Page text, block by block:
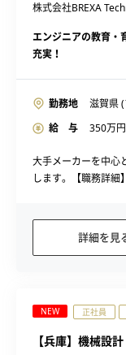
株式会社BREXA
エンジニアの教育・
充実！
勤務地
滋賀県
給 与
350万
大手メーカーを中心
します。【職務詳細
詳細を見
NEW 正社員
【兵庫】機械設計